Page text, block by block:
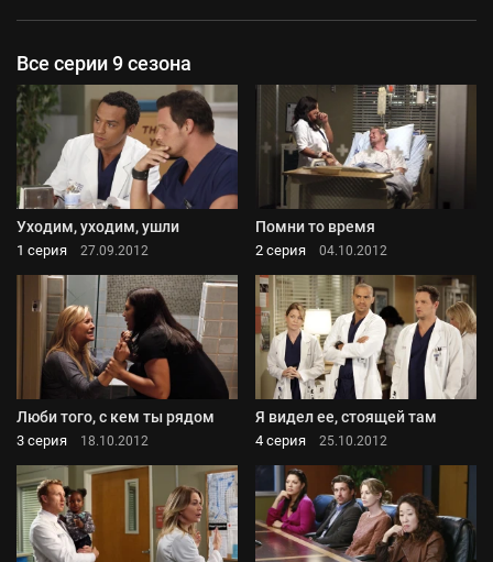
Все серии 9 сезона
Уходим, уходим, ушли
1 серия 27.09.2012
Помни то время
2 серия 04.10.2012
Люби того, с кем ты рядом
3 серия 18.10.2012
Я видел ее, стоящей там
4 серия 25.10.2012